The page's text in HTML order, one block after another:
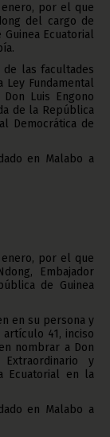
enero, por el que
del cargo de
Ecuatorial
de las facultades
Fundamental
Luis Engono
de la República
Democrática de
en Malabo a
enero, por el que
Embajador
de Guinea
en su persona y
41, inciso
nombrar a Don
y
Ecuatorial en la
en Malabo a